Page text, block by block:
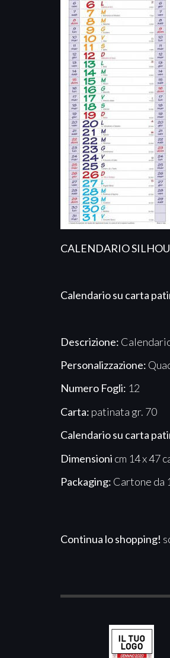
CALENDARIO
Calendario su carta
Descrizione:
Personalizzazione:
Numero Fogli: 12
Carta: patinata gr. 70
Calendario su carta
Dimensioni cm 14 x 47
Packaging: Cartone da
Continua lo shopping!